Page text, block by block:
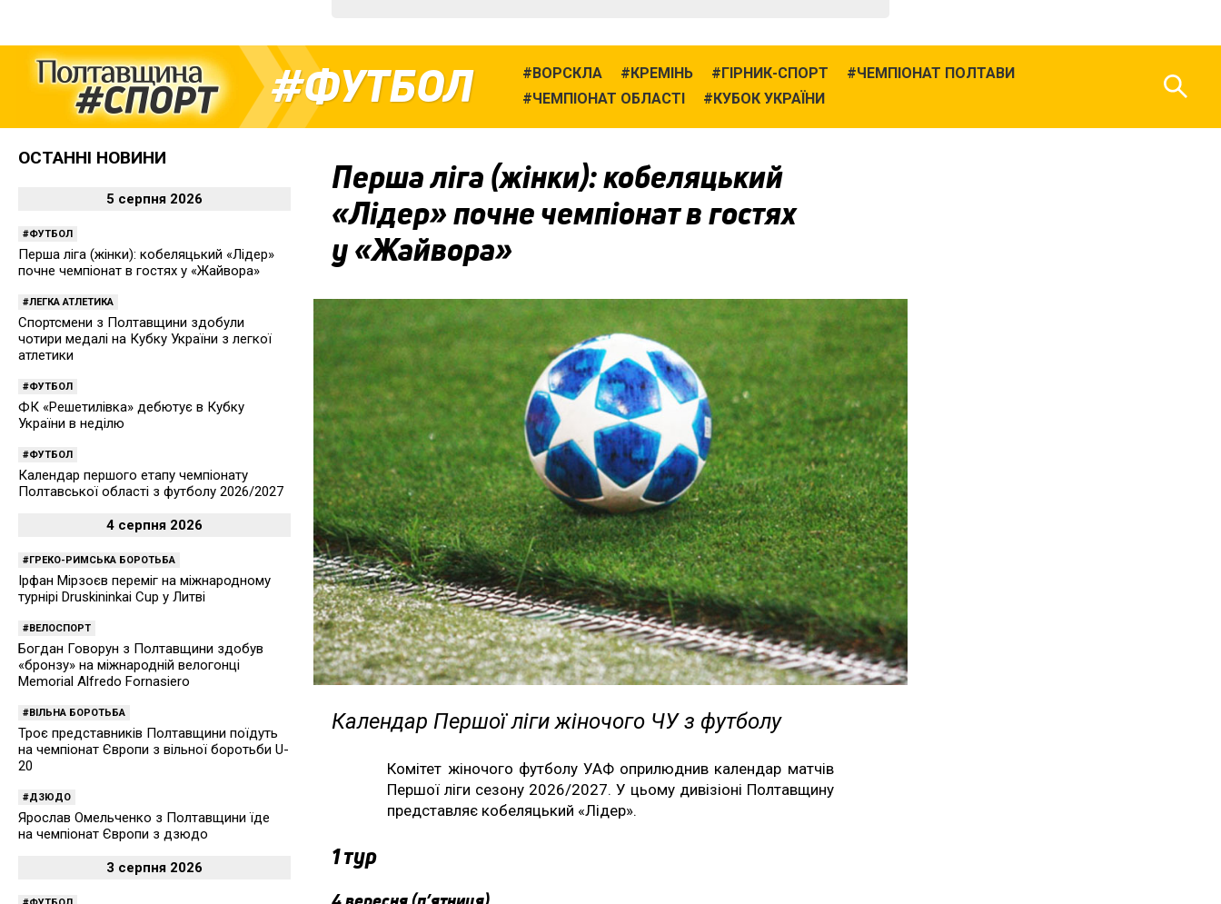
ФУТБОЛ ВОРСКЛА КРЕМІНЬ ГІРНИК-СПОРТ
ЧЕМПІОНАТ ПОЛТАВИ
ЧЕМПІОНАТ ОБЛАСТІ
КУБОК УКРАЇНИ
Перша ліга (жінки): кобеляцький
«Лідер» почне чемпіонат в гостях
у «Жайвора»
Календар Першої ліги жіночого ЧУ з футболу
Комітет жіночого футболу УАФ оприлюднив календар матчів
Першої ліги сезону 2026/2027. У цьому дивізіоні Полтавщину
представляє кобеляцький «Лідер».
1 тур
ОСТАННІ НОВИНИ
5 серпня 2026
ФУТБОЛ
Перша ліга (жінки): кобеляцький «Лідер»
почне чемпіонат в гостях у «Жайвора»
ЛЕГКА АТЛЕТИКА
Спортсмени з Полтавщини здобули
чотири медалі на Кубку України з легкої
атлетики
ФУТБОЛ
ФК «Решетилівка» дебютує в Кубку
України в неділю
ФУТБОЛ
Календар першого етапу чемпіонату
Полтавської області з футболу 2026/2027
4 серпня 2026
ГРЕКО-РИМСЬКА БОРОТЬБА
Ірфан Мірзоєв переміг на міжнародному
турнірі Druskininkai Cup у Литві
ВЕЛОСПОРТ
Богдан Говорун з Полтавщини здобув
«бронзу» на міжнародній велогонці
Memorial Alfredo Fornasiero
ВІЛЬНА БОРОТЬБА
Троє представників Полтавщини поїдуть
на чемпіонат Європи з вільної боротьби U-
20
ДЗЮДО
Ярослав Омельченко з Полтавщини їде
на чемпіонат Європи з дзюдо
3 серпня 2026